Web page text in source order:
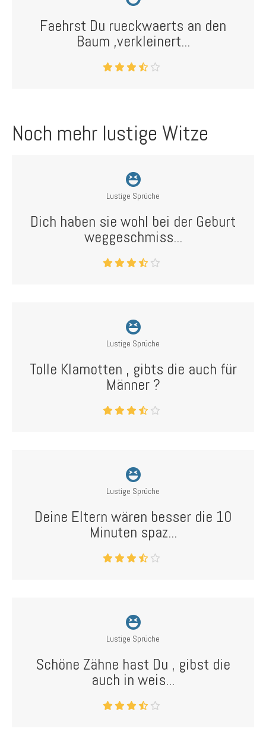
Faehrst Du rueckwaerts an den
Baum ,verkleinert...
Noch mehr lustige Witze
Lustige Sprüche
Dich haben sie wohl bei der Geburt
weggeschmiss...
Lustige Sprüche
Tolle Klamotten , gibts die auch für
Männer ?
Lustige Sprüche
Deine Eltern wären besser die 10
Minuten spaz...
Lustige Sprüche
Schöne Zähne hast Du , gibst die
auch in weis...